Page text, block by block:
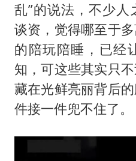
白
酒
黄
杭
乱”的说法，不少
谈资，觉得哪至于
的陪玩陪睡，已经
知，可这些其实只不
藏在光鲜亮丽背后
件接一件兜不住了。